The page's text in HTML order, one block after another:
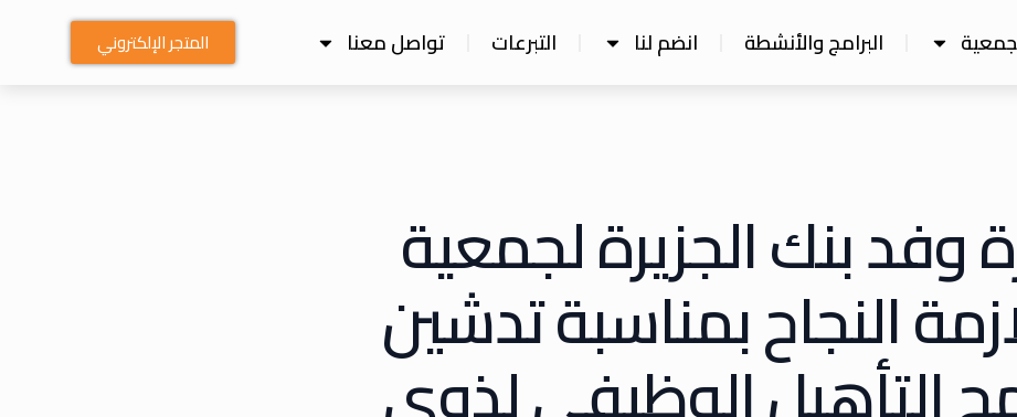
البرامج والأنشطة انضم لنا التبرعات تواصل معنا المتجر الإلكتروني
وفد بنك الجزيرة لجمعية
النجاح بمناسبة تدشين